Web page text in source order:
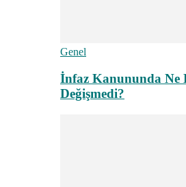
Genel
İnfaz Kanununda Ne
Değişmedi?